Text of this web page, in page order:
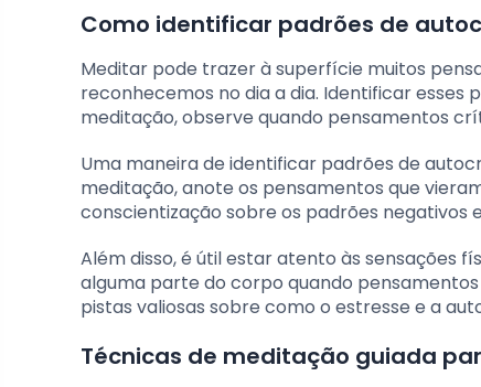
Como identificar padrões de
Meditar pode trazer à superfície muitos
reconhecemos no dia a dia. Identificar
meditação, observe quando pensamentos
Uma maneira de identificar padrões de
meditação, anote os pensamentos que
conscientização sobre os padrões
Além disso, é útil estar atento às sensações
alguma parte do corpo quando
pistas valiosas sobre como o estresse e a
Técnicas de meditação guiada